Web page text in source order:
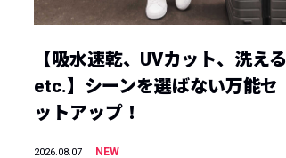
【吸水速乾、UVカット、洗える
etc.】シーンを選ばない万能セ
ットアップ！
2026.08.07
NEW